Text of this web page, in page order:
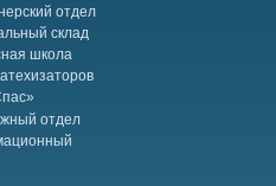
отдел
склад
школа
отдел